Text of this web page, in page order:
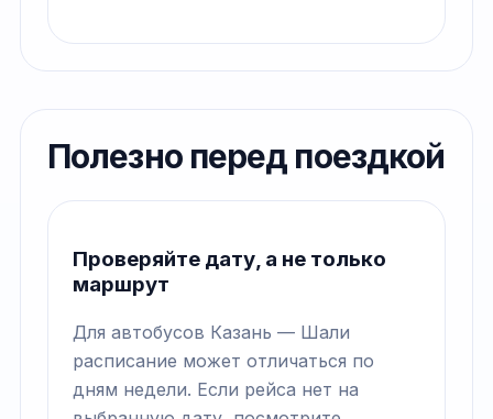
Полезно перед поездкой
Проверяйте дату, а не только
маршрут
Для автобусов Казань — Шали
расписание может отличаться по
дням недели. Если рейса нет на